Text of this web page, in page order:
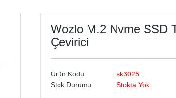
Wozlo M.2 Nvme SSD
Çevirici
Ürün Kodu:
sk3025
Stok Durumu:
Stokta Yok